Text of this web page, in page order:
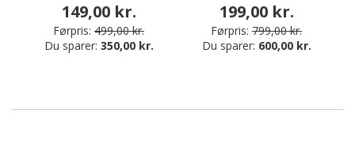
149,00 kr.
Førpris: 499,00 kr.
Du sparer: 350,00 kr.
199,00 kr.
Førpris: 799,00 kr.
Du sparer: 600,00 kr.